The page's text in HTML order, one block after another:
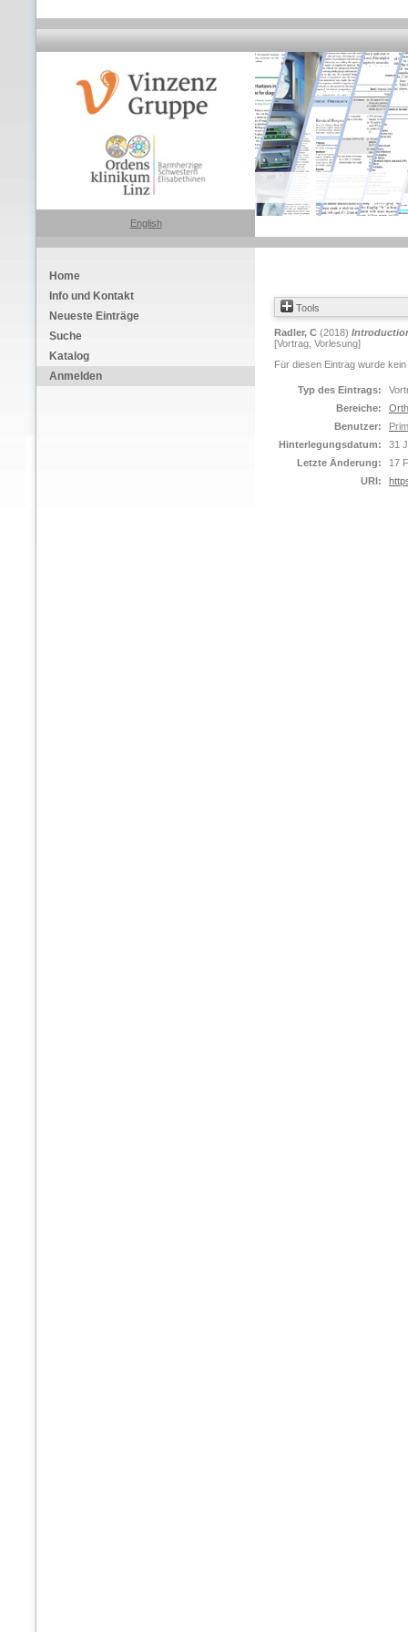
English
Home
Info und Kontakt
Neueste Einträge
Suche
Katalog
Anmelden
Tools
Radler, C (2018)
[Vortrag, Vorlesung]
Für diesen Eintrag wurde
Typ des Eintrags:
Bereiche:
Benutzer:
Hinterlegungsdatum:
31
Letzte Änderung:
17
URI: